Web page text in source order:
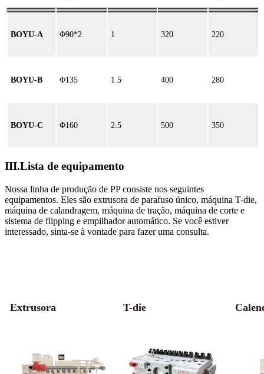
BOYU-A Φ90*2 1 320 220
BOYU-B Φ135 1.5 400 280
BOYU-C Φ160 2.5 500 350
III.Lista de equipamento
Nossa linha de produção de PP consiste nos seguintes
equipamentos. Eles são extrusora de parafuso único, máquina T-die,
máquina de calandragem, máquina de tração, máquina de corte e
sistema de flipping e empilhador automático. Se você estiver
interessado, sinta-se à vontade para fazer uma consulta.
Extrusora T-die